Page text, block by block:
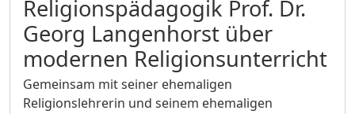
Religionspädagogik Prof. Dr.
Georg Langenhorst über
modernen Religionsunterricht
Gemeinsam mit seiner ehemaligen
Religionslehrerin und seinem ehemaligen